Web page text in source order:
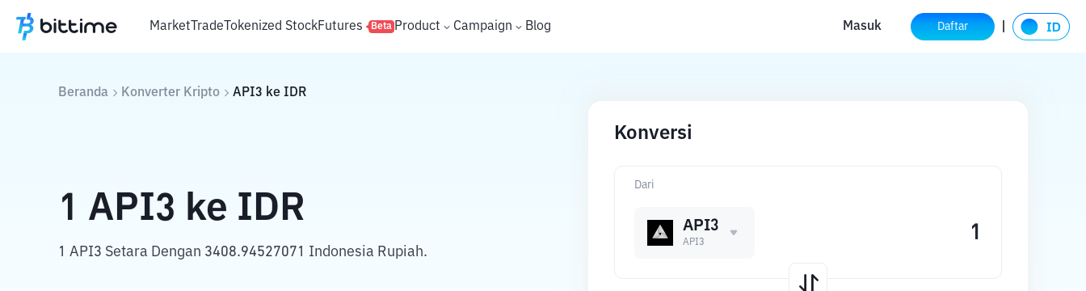
MarketTradeTokenized StockFutures Beta Product Campaign Blog Masuk Daftar
Beranda Konverter Kripto API3 ke IDR
1 API3 ke IDR
1 API3 Setara Dengan 3408.94527071 Indonesia Rupiah.
Konversi
Dari
API3
API3